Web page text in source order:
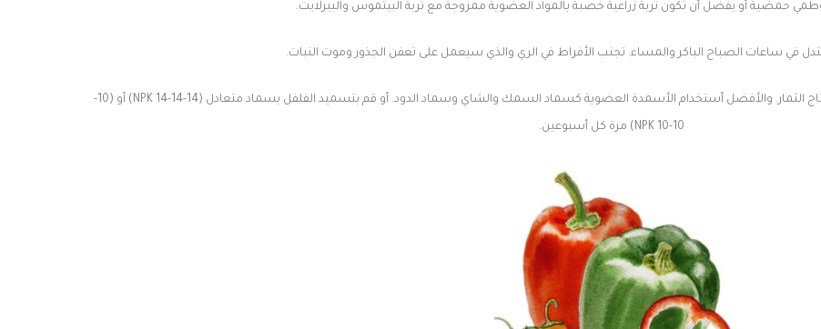
حمضية أو يفضل أن تكون تربة زراعية خصبة بالمواد العضوية ممزوجة مع تربة البيتموس والبيرلايت.
في ساعات الصباح الباكر والمساء. تجنب الأفراط في الري والذي سيعمل على تعفن الجذور وموت النبات.
النبات يحتاج إلى تغذية وتسميد طوال فترة النمو وأنتاج الثمار. والأفضل أستخدام الأسمدة العضوية كسماد السمك والشاي وسماد الدود. أو قم بتسميد الفلفل بسماد متعادل (14-14-14 NPK) أو (10-
10-10 NPK) مرة كل أسبوعين.